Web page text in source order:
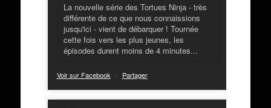
La nouvelle série des Tortues Ninja - très
différente de ce que nous connaissions
jusqu'ici - vient de débarquer ! Tournée
cette fois vers les plus jeunes, les
épisodes durent moins de 4 minutes...
Voir sur Facebook · Partager